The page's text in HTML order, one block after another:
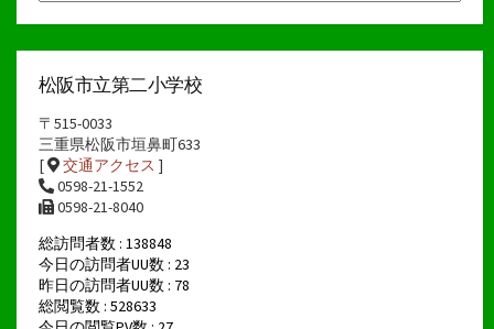
ア
イ
松阪市立第二小学校
〒515-0033
三重県松阪市垣鼻町633
[
交通アクセス ]
0598-21-1552
0598-21-8040
総訪問者数 : 138848
今日の訪問者UU数 : 23
昨日の訪問者UU数 : 78
総閲覧数 : 528633